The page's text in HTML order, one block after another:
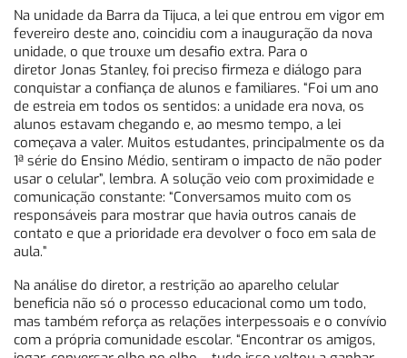
Na unidade da Barra da Tijuca, a lei que entrou em vigor em
fevereiro deste ano, coincidiu com a inauguração da nova
unidade, o que trouxe um desafio extra. Para o
diretor Jonas Stanley, foi preciso firmeza e diálogo para
conquistar a confiança de alunos e familiares. “Foi um ano
de estreia em todos os sentidos: a unidade era nova, os
alunos estavam chegando e, ao mesmo tempo, a lei
começava a valer. Muitos estudantes, principalmente os da
1ª série do Ensino Médio, sentiram o impacto de não poder
usar o celular”, lembra. A solução veio com proximidade e
comunicação constante: “Conversamos muito com os
responsáveis para mostrar que havia outros canais de
contato e que a prioridade era devolver o foco em sala de
aula.”
Na análise do diretor, a restrição ao aparelho celular
beneficia não só o processo educacional como um todo,
mas também reforça as relações interpessoais e o convívio
com a própria comunidade escolar. “Encontrar os amigos,